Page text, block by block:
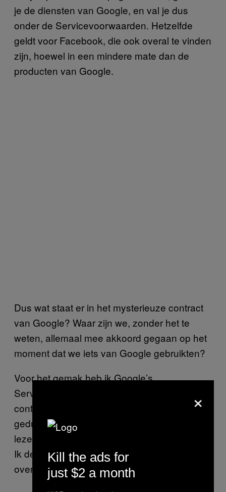
je de diensten van Google, en val je dus
onder de Servicevoorwaarden. Hetzelfde
geldt voor Facebook, die ook overal te vinden
zijn, hoewel in een mindere mate dan de
producten van Google.
Dus wat staat er in het mysterieuze contract
van Google? Waar zijn we, zonder het te
weten, allemaal mee akkoord gegaan op het
moment dat we iets van Google gebruikten?
Voor het gemak heb ik Google’s
Servicevoorwaarden beperkt tot een simpel
contract met drie onderdelen. Als je heel veel
geduld hebt, kan je de originele documenten
lezen om te kijken of mijn selectie terecht is.
Ik denk in ieder geval dat dit een goed
overzicht van de voorwaarden is:
×
Kill the ads for
just $2 a month